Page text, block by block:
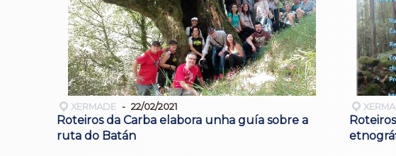
XERMADE 22/02/2021
Roteiros da Carba elabora unha guía sobre a
ruta do Batán